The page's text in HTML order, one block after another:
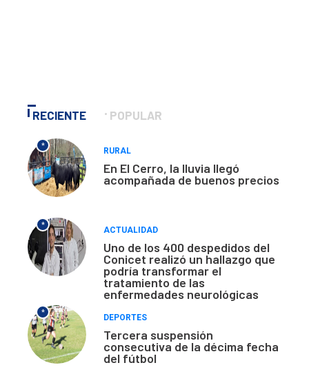
RECIENTE POPULAR
*
RURAL
En El Cerro, la lluvia llegó
acompañada de buenos precios
*
ACTUALIDAD
Uno de los 400 despedidos del
Conicet realizó un hallazgo que
podría transformar el
tratamiento de las
enfermedades neurológicas
*
DEPORTES
Tercera suspensión
consecutiva de la décima fecha
del fútbol